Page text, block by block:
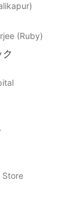
(Ruby)
Store